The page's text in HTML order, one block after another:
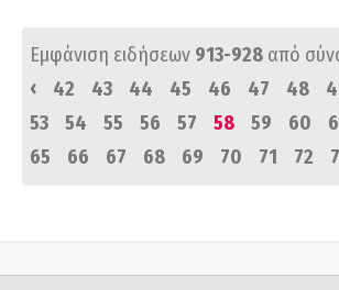
Εμφάνιση ειδήσεων 913-928 από
‹
42 43 44 45 46 47 48
53
54 55 56 57 58 59 60
65
66 67 68 69 70 71 72